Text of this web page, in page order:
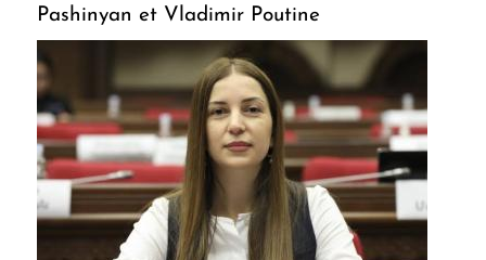
Pashinyan et Vladimir Poutine